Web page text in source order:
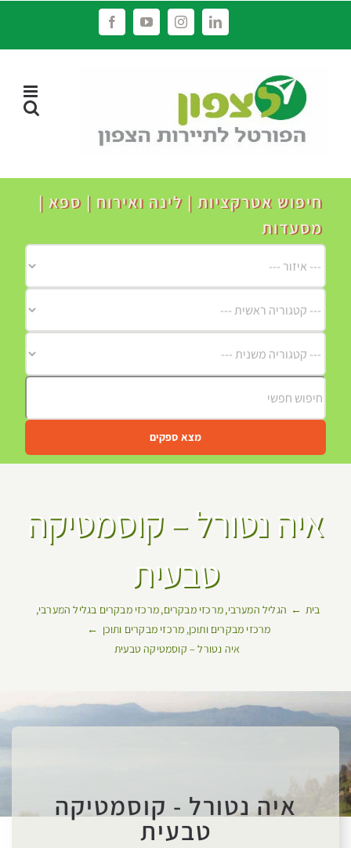
LinkedIn
Instagram
YouTube
Facebook
חיפוש אטרקציות | לינה ואירוח | ספא |
מסעדות
מצא ספקים
איה נטורל – קוסמטיקה
טבעית
בית הגליל המערבי מרכזי מבקרים מרכזי מבקרים בגליל המערבי
מרכזי מבקרים ותוכן מרכזי מבקרים ותוכן
איה נטורל – קוסמטיקה טבעית
איה נטורל - קוסמטיקה
טבעית